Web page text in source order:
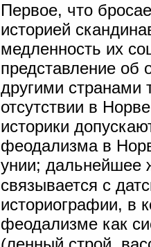
Первое, что
историей
медленность их
представление об
другими странами
отсутствии в
историки
феодализма в
унии; дальнейшее
связывается с
историографии, в
феодализме как